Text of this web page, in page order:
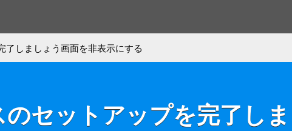
了しましょう画面を非表示にする
セットアップを完了し